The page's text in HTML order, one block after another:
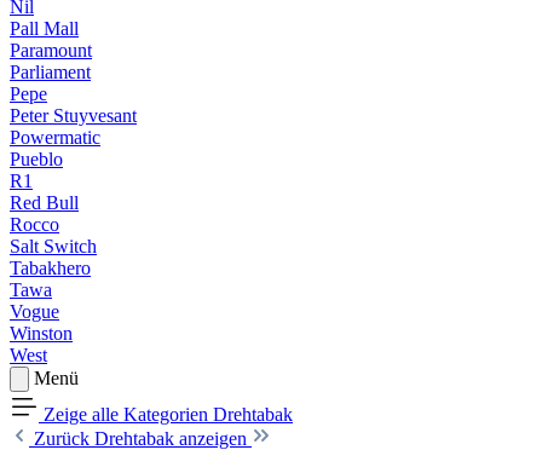
Nil
Pall Mall
Paramount
Parliament
Pepe
Peter Stuyvesant
Powermatic
Pueblo
R1
Red Bull
Rocco
Salt Switch
Tabakhero
Tawa
Vogue
Winston
West
Menü
Zeige alle Kategorien Drehtabak
Zurück Drehtabak anzeigen